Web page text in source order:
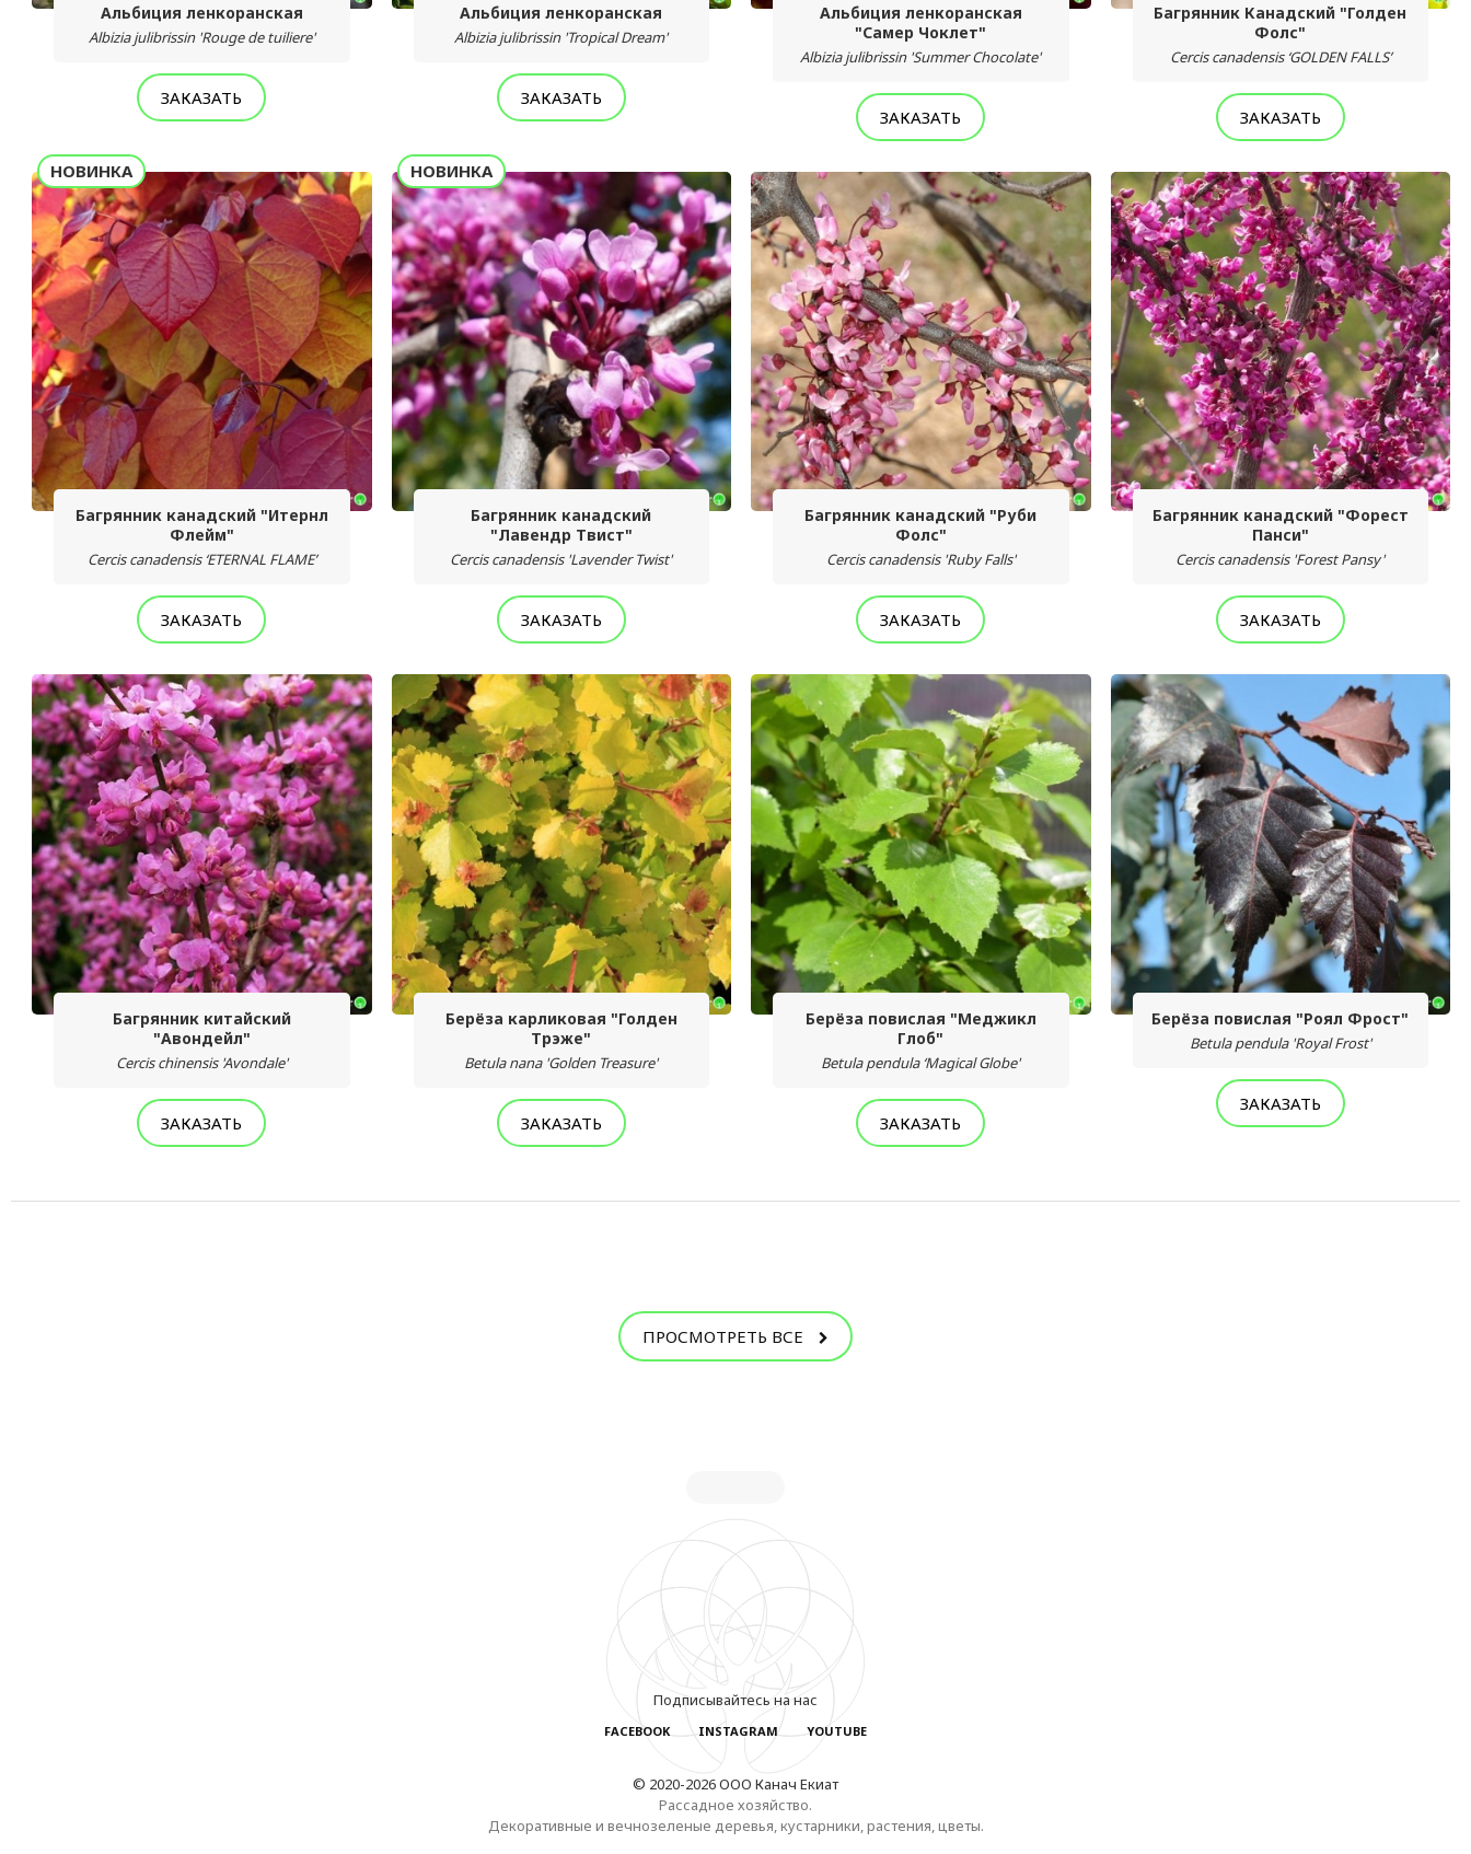
Альбиция ленкоранская
Albizia julibrissin 'Rouge de tuiliere'
ЗАКАЗАТЬ
Альбиция ленкоранская
Albizia julibrissin 'Tropical Dream'
ЗАКАЗАТЬ
Альбиция ленкоранская
"Самер Чоклет"
Albizia julibrissin 'Summer Chocolate'
ЗАКАЗАТЬ
Багрянник Канадский "Голден
Фолс"
Cercis canadensis ‘GOLDEN FALLS’
ЗАКАЗАТЬ
НОВИНКА
Багрянник канадский "Итернл
Флейм"
Cercis canadensis ‘ETERNAL FLAME’
ЗАКАЗАТЬ
НОВИНКА
Багрянник канадский
"Лавендр Твист"
Cercis canadensis 'Lavender Twist'
ЗАКАЗАТЬ
Багрянник канадский "Руби
Фолс"
Cercis canadensis 'Ruby Falls'
ЗАКАЗАТЬ
Багрянник канадский "Форест
Панси"
Cercis canadensis 'Forest Pansy'
ЗАКАЗАТЬ
Багрянник китайский
"Авондейл"
Cercis chinensis 'Avondale'
ЗАКАЗАТЬ
Берёза карликовая "Голден
Трэже"
Betula nana 'Golden Treasure'
ЗАКАЗАТЬ
Берёза повислая "Меджикл
Глоб"
Betula pendula ‘Magical Globe'
ЗАКАЗАТЬ
Берёза повислая "Роял Фрост"
Betula pendula 'Royal Frost'
ЗАКАЗАТЬ
ПРОСМОТРЕТЬ ВСЕ
Подписывайтесь на нас
FACEBOOK INSTAGRAM YOUTUBE
© 2020-2026 ООО Канач Екиат
Рассадное хозяйство.
Декоративные и вечнозеленые деревья, кустарники, растения, цветы.